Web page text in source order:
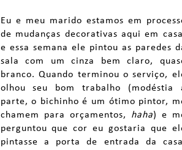
Eu e meu marido estamos em
de mudanças decorativas aqui em
e essa semana ele pintou as paredes
sala com um cinza bem claro,
branco. Quando terminou o serviço,
olhou seu bom trabalho (modéstia
parte, o bichinho é um ótimo pintor,
chamem para orçamentos, haha) e
perguntou que cor eu gostaria que
pintasse a porta de entrada da